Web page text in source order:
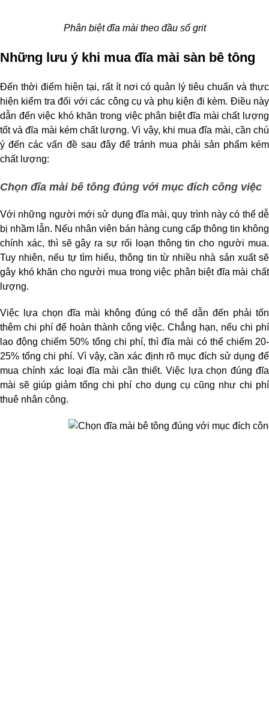
Phân biệt đĩa mài theo đầu số grit
Những lưu ý khi mua đĩa mài sàn bê tông
Đến thời điểm hiện tại, rất ít nơi có quản lý tiêu chuẩn và thực
hiện kiểm tra đối với các công cụ và phụ kiện đi kèm. Điều này
dẫn đến việc khó khăn trong việc phân biệt đĩa mài chất lượng
tốt và đĩa mài kém chất lượng. Vì vậy, khi mua đĩa mài, cần chú
ý đến các vấn đề sau đây để tránh mua phải sản phẩm kém
chất lượng:
Chọn đĩa mài bê tông đúng với mục đích công việc
Với những người mới sử dụng đĩa mài, quy trình này có thể dễ
bị nhầm lẫn. Nếu nhân viên bán hàng cung cấp thông tin không
chính xác, thì sẽ gây ra sự rối loạn thông tin cho người mua.
Tuy nhiên, nếu tự tìm hiểu, thông tin từ nhiều nhà sản xuất sẽ
gây khó khăn cho người mua trong việc phân biệt đĩa mài chất
lượng.
Việc lựa chọn đĩa mài không đúng có thể dẫn đến phải tốn
thêm chi phí để hoàn thành công việc. Chẳng hạn, nếu chi phí
lao động chiếm 50% tổng chi phí, thì đĩa mài có thể chiếm 20-
25% tổng chi phí. Vì vậy, cần xác định rõ mục đích sử dụng để
mua chính xác loại đĩa mài cần thiết. Việc lựa chọn đúng đĩa
mài sẽ giúp giảm tổng chi phí cho dụng cụ cũng như chi phí
thuê nhân công.